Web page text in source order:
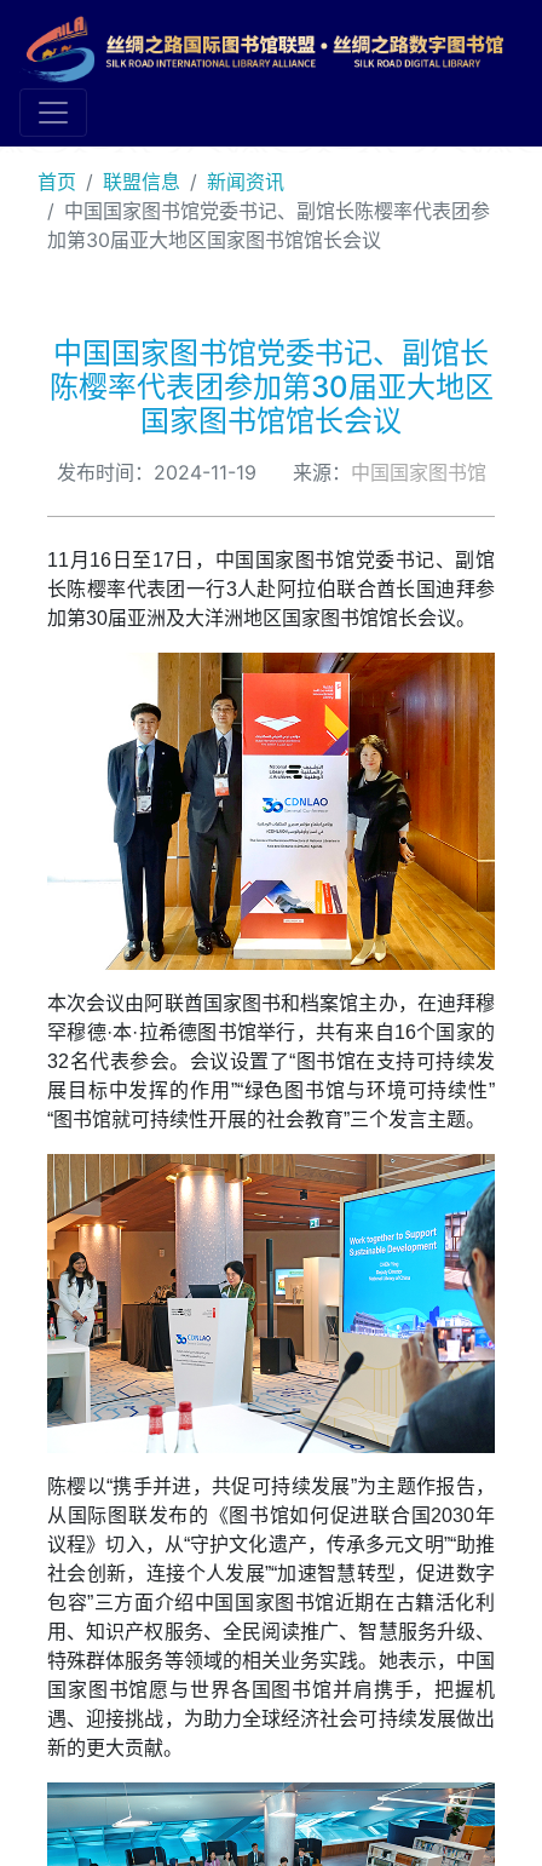
首页 联盟信息
新闻资讯
中国国家图书馆党委书记、副馆长陈樱率代表团参
加第30届亚大地区国家图书馆馆长会议
中国国家图书馆党委书记、副馆长
陈樱率代表团参加第30届亚大地区
国家图书馆馆长会议
发布时间：2024-11-19 来源： 中国国家图书馆
11月16日至17日，中国国家图书馆党委书记、副馆
长陈樱率代表团一行3人赴阿拉伯联合酋长国迪拜参
加第30届亚洲及大洋洲地区国家图书馆馆长会议。
本次会议由阿联酋国家图书和档案馆主办，在迪拜穆
罕穆德·本·拉希德图书馆举行，共有来自16个国家的
32名代表参会。会议设置了“图书馆在支持可持续发
展目标中发挥的作用”“绿色图书馆与环境可持续性”
“图书馆就可持续性开展的社会教育”三个发言主题。
陈樱以“携手并进，共促可持续发展”为主题作报告，
从国际图联发布的《图书馆如何促进联合国2030年
议程》切入，从“守护文化遗产，传承多元文明”“助推
社会创新，连接个人发展”“加速智慧转型，促进数字
包容”三方面介绍中国国家图书馆近期在古籍活化利
用、知识产权服务、全民阅读推广、智慧服务升级、
特殊群体服务等领域的相关业务实践。她表示，中国
国家图书馆愿与世界各国图书馆并肩携手，把握机
遇、迎接挑战，为助力全球经济社会可持续发展做出
新的更大贡献。